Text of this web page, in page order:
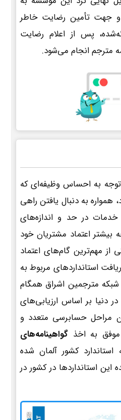
و جهت تأمین رضایت خاطر
پس از اعلام رضایت
مترجم انجام می‌شود.
به احساس وظیفه‌ای که
همواره به دنبال یافتن راهی
خدمات در حد و اندازه‌های
بیشتر اعتماد مشتریان خود
مهم‌ترین گام‌های اعتماد
استانداردهای مربوط به
مترجمین اشراق همگام
دنیا بر اساس ارزیابی‌های
مراحل حسابرسی متعدد و
به اخذ گواهینامه‌های
کشور آلمان شده
این استانداردها در کشور در